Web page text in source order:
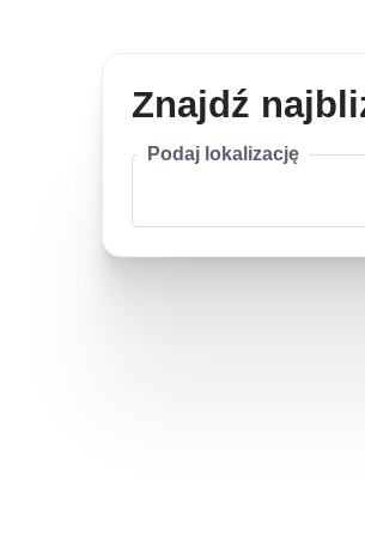
Znajdź
Podaj lokalizację